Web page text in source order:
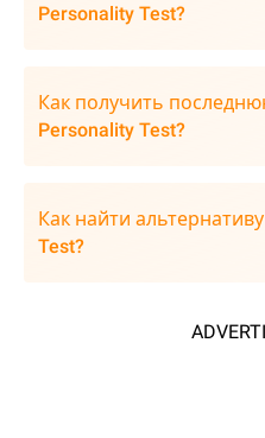
Personality Test?
Как получить
Personality Test?
Как найти
Test?